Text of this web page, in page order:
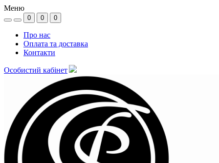
Меню
0 0 0
Про нас
Оплата та доставка
Контакти
Особистий кабінет